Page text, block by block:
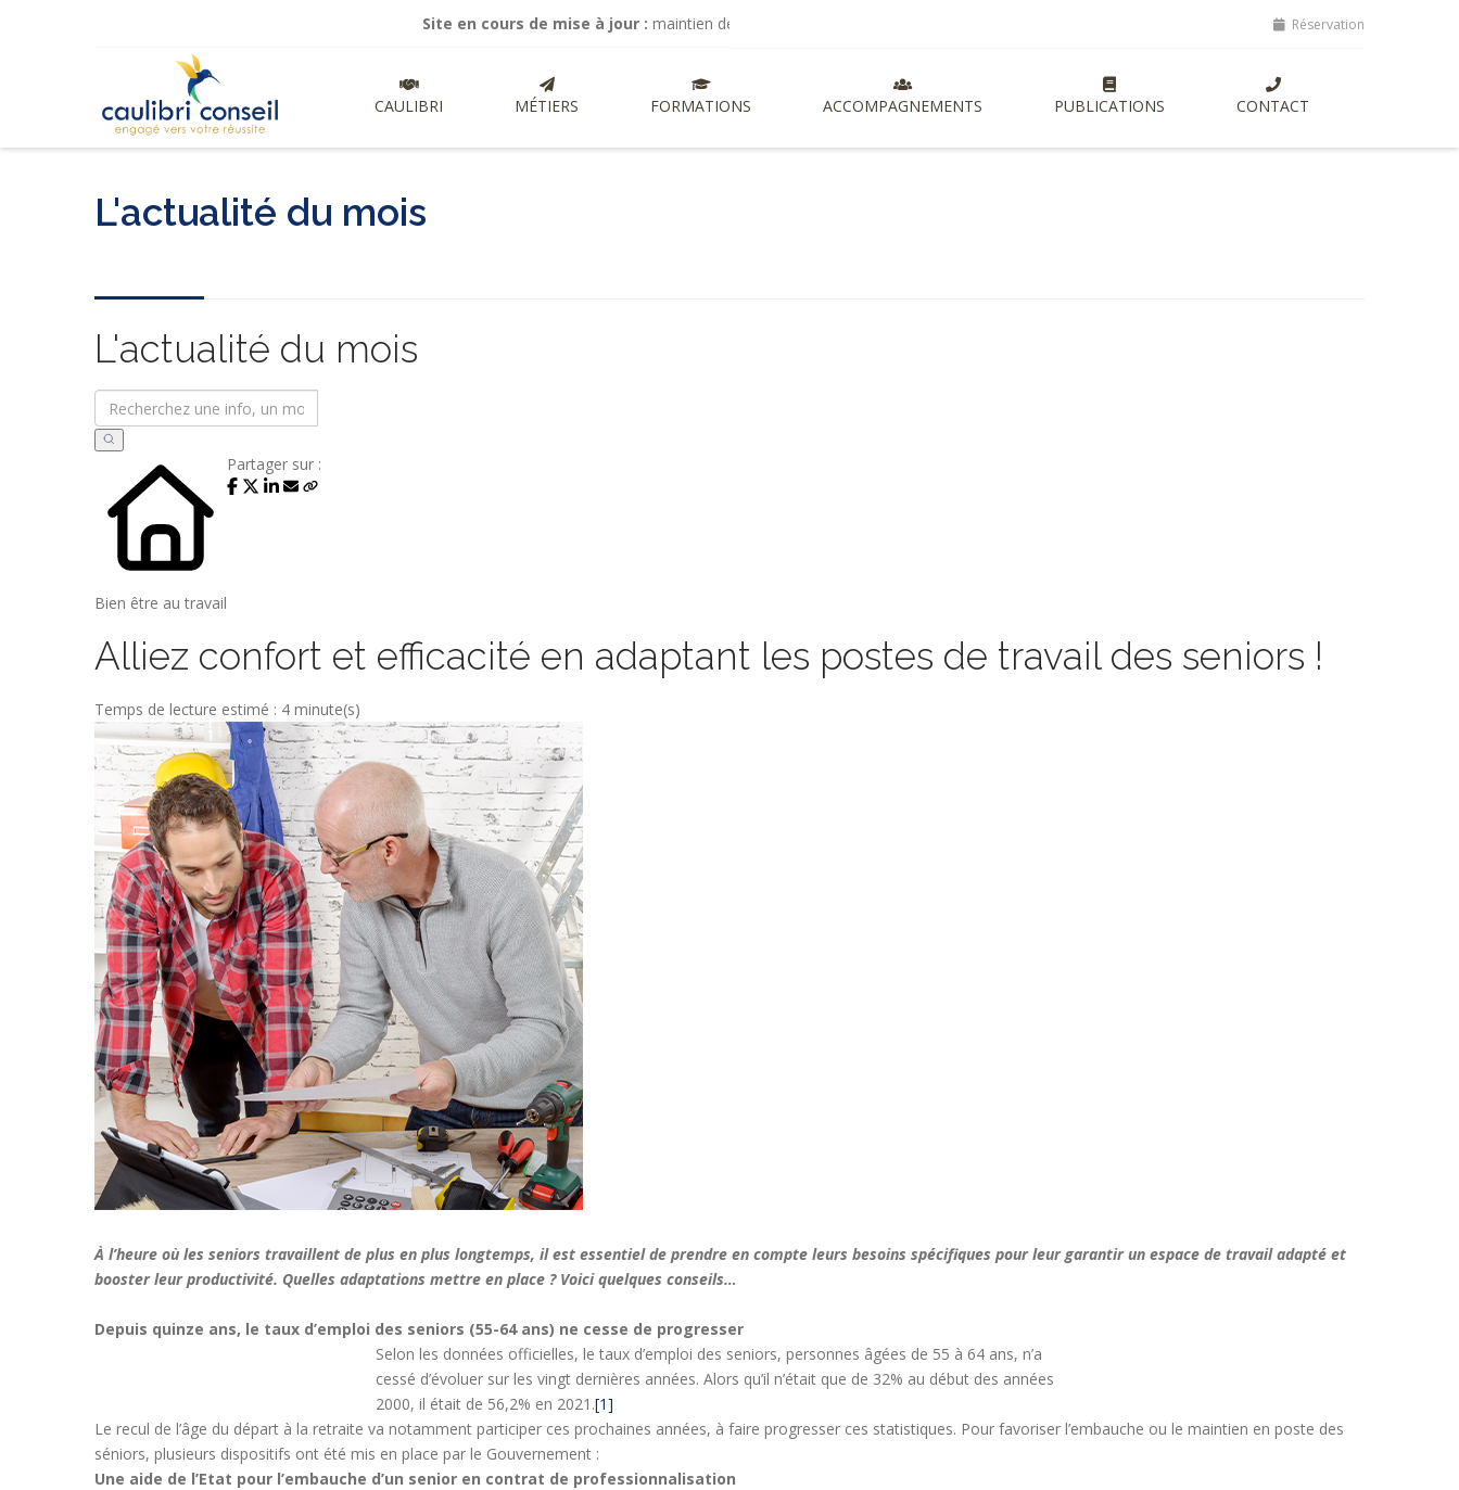
Site en cours de mise à jour :maintien de mes activités de commissariat aux comptes, lancement de nouvelles formations entrepreneuriales axées
Réservation
CAULIBRI MÉTIERS FORMATIONS ACCOMPAGNEMENTS PUBLICATIONS CONTACT
L'actualité du mois
L'actualité du mois
Bien être au travail
Partager sur :
Alliez confort et efficacité en adaptant les postes de travail des seniors !
Temps de lecture estimé : 4 minute(s)
À l’heure où les seniors travaillent de plus en plus longtemps, il est essentiel de prendre en compte leurs besoins spécifiques pour leur garantir un espace de travail adapté et
booster leur productivité. Quelles adaptations mettre en place ? Voici quelques conseils…
Depuis quinze ans, le taux d’emploi des seniors (55-64 ans) ne cesse de progresser
Selon les données officielles, le taux d’emploi des seniors, personnes âgées de 55 à 64 ans, n’a
cessé d’évoluer sur les vingt dernières années. Alors qu’il n’était que de 32% au début des années
2000, il était de 56,2% en 2021.[1]
Le recul de l’âge du départ à la retraite va notamment participer ces prochaines années, à faire progresser ces statistiques. Pour favoriser l’embauche ou le maintien en poste des
séniors, plusieurs dispositifs ont été mis en place par le Gouvernement :
Une aide de l’Etat pour l’embauche d’un senior en contrat de professionnalisation